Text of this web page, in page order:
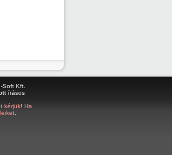
Soft Kft.
írásos
kérjük! Ha